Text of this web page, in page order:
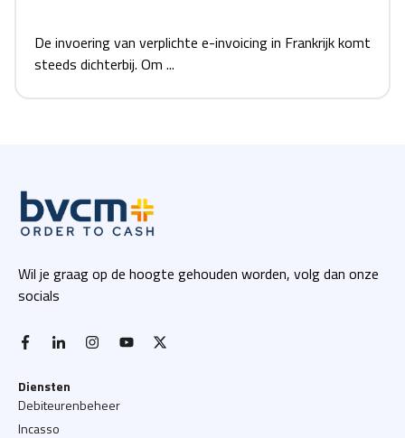
De invoering van verplichte e-invoicing in Frankrijk komt
steeds dichterbij. Om ...
Wil je graag op de hoogte gehouden worden, volg dan onze
socials
facebook-flinkedin-ininstagramyoutube
Diensten
Debiteurenbeheer
Incasso